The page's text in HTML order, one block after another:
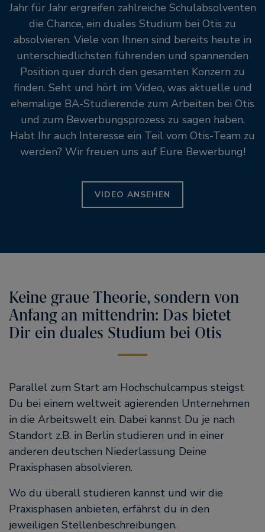
Jahr für Jahr ergreifen zahlreiche Schulabsolventen
die Chance, ein duales Studium bei Otis zu
absolvieren. Viele von Ihnen sind bereits heute in
unterschiedlichsten führenden und spannenden
Position quer durch den gesamten Konzern zu
finden. Seht und hört im Video, was aktuelle und
ehemalige BA-Studierende zum Arbeiten bei Otis
und zum Bewerbungsprozess zu sagen haben.
Habt Ihr auch Interesse ein Teil vom Otis-Team zu
werden? Wir freuen uns auf Eure Bewerbung!
VIDEO ANSEHEN
Keine graue Theorie, sondern von
Anfang an mittendrin: Das bietet
Dir ein duales Studium bei Otis
Parallel zum Start am Hochschulcampus steigst
Du bei einem weltweit agierenden Unternehmen
in die Arbeitswelt ein. Dabei kannst Du je nach
Standort z.B. in Berlin studieren und in einer
anderen deutschen Niederlassung Deine
Praxisphasen absolvieren.
Wo du überall studieren kannst und wir die
Praxisphasen anbieten, erfährst du in den
jeweiligen Stellenbeschreibungen.